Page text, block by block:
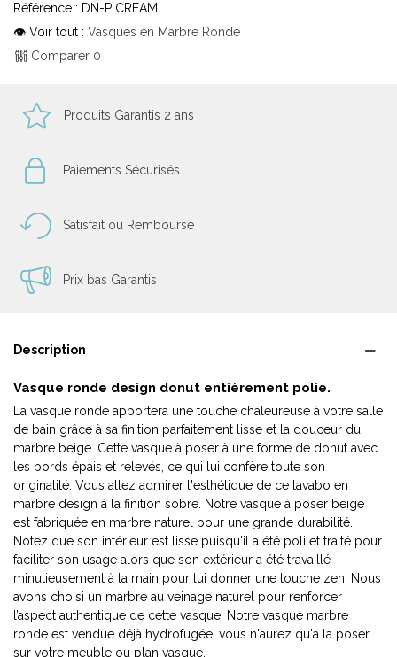
Référence : DN-P CREAM
👁 Voir tout : Vasques en Marbre Ronde
Comparer 0
Produits Garantis 2 ans
Paiements Sécurisés
Satisfait ou Remboursé
Prix bas Garantis
Description
Vasque ronde design donut entièrement polie.
La vasque ronde apportera une touche chaleureuse à votre salle
de bain grâce à sa finition parfaitement lisse et la douceur du
marbre beige. Cette vasque à poser à une forme de donut avec
les bords épais et relevés, ce qui lui confère toute son
originalité. Vous allez admirer l'esthétique de ce lavabo en
marbre design à la finition sobre. Notre vasque à poser beige
est fabriquée en marbre naturel pour une grande durabilité.
Notez que son intérieur est lisse puisqu'il a été poli et traité pour
faciliter son usage alors que son extérieur a été travaillé
minutieusement à la main pour lui donner une touche zen. Nous
avons choisi un marbre au veinage naturel pour renforcer
l’aspect authentique de cette vasque. Notre vasque marbre
ronde est vendue déjà hydrofugée, vous n'aurez qu'à la poser
sur votre meuble ou plan vasque.